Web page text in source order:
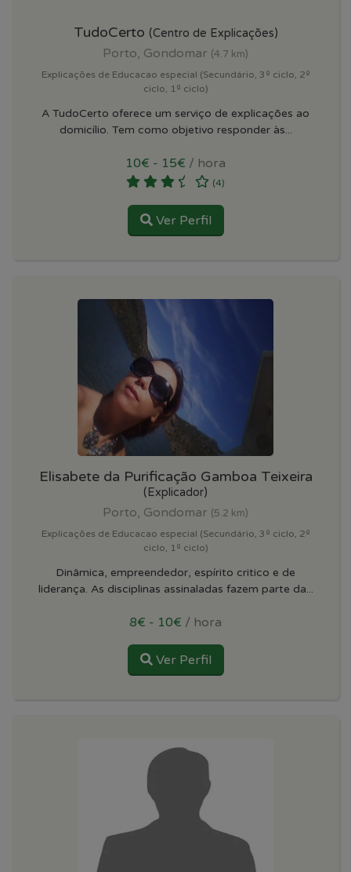
TudoCerto (Centro de Explicações)
Porto, Gondomar (4.7 km)
Explicações de Educacao especial (Secundário, 3º ciclo, 2º
ciclo, 1º ciclo)
A TudoCerto oferece um serviço de explicações ao
domicílio. Tem como objetivo responder às...
10€ - 15€ / hora
(4)
Ver Perfil
Elisabete da Purificação Gamboa Teixeira
(Explicador)
Porto, Gondomar (5.2 km)
Explicações de Educacao especial (Secundário, 3º ciclo, 2º
ciclo, 1º ciclo)
Dinâmica, empreendedor, espírito critico e de
liderança. As disciplinas assinaladas fazem parte da...
8€ - 10€ / hora
Ver Perfil